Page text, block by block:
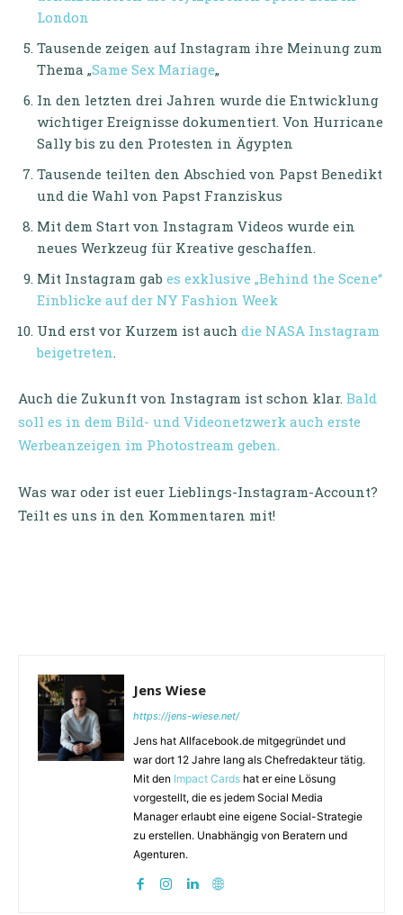
London
Tausende zeigen auf Instagram ihre Meinung zum
Thema „Same Sex Mariage„
In den letzten drei Jahren wurde die Entwicklung
wichtiger Ereignisse dokumentiert. Von Hurricane
Sally bis zu den Protesten in Ägypten
Tausende teilten den Abschied von Papst Benedikt
und die Wahl von Papst Franziskus
Mit dem Start von Instagram Videos wurde ein
neues Werkzeug für Kreative geschaffen.
Mit Instagram gab es exklusive „Behind the Scene“
Einblicke auf der NY Fashion Week
Und erst vor Kurzem ist auch die NASA Instagram
beigetreten
Auch die Zukunft von Instagram ist schon klar. Bald
soll es in dem Bild- und Videonetzwerk auch erste
Werbeanzeigen im Photostream geben.
Was war oder ist euer Lieblings-Instagram-Account?
Teilt es uns in den Kommentaren mit!
Jens Wiese
https://jens-wiese.net/
Jens hat Allfacebook.de mitgegründet und
war dort 12 Jahre lang als Chefredakteur tätig.
Mit den Impact Cards hat er eine Lösung
vorgestellt, die es jedem Social Media
Manager erlaubt eine eigene Social-Strategie
zu erstellen. Unabhängig von Beratern und
Agenturen.